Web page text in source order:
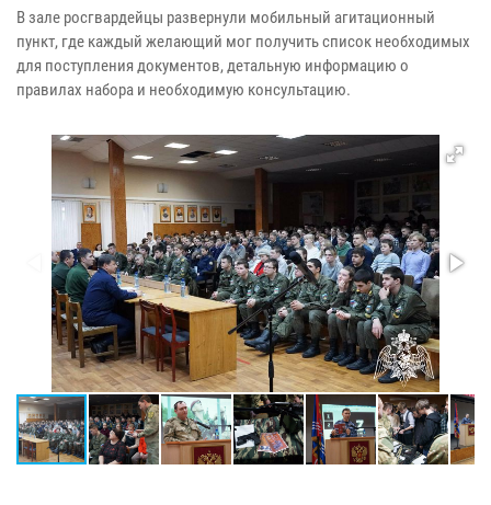
В зале росгвардейцы развернули мобильный агитационный
пункт, где каждый желающий мог получить список необходимых
для поступления документов, детальную информацию о
правилах набора и необходимую консультацию.